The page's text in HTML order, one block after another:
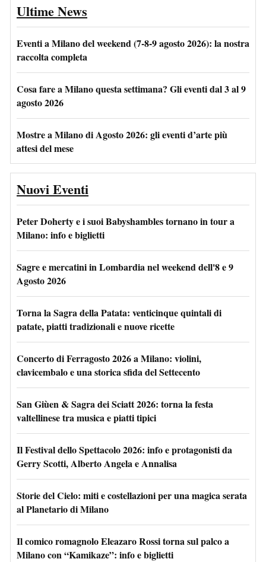
Ultime News
Eventi a Milano del weekend (7-8-9 agosto 2026): la nostra
raccolta completa
Cosa fare a Milano questa settimana? Gli eventi dal 3 al 9
agosto 2026
Mostre a Milano di Agosto 2026: gli eventi d’arte più
attesi del mese
Nuovi Eventi
Peter Doherty e i suoi Babyshambles tornano in tour a
Milano: info e biglietti
Sagre e mercatini in Lombardia nel weekend dell'8 e 9
Agosto 2026
Torna la Sagra della Patata: venticinque quintali di
patate, piatti tradizionali e nuove ricette
Concerto di Ferragosto 2026 a Milano: violini,
clavicembalo e una storica sfida del Settecento
San Giùen & Sagra dei Sciatt 2026: torna la festa
valtellinese tra musica e piatti tipici
Il Festival dello Spettacolo 2026: info e protagonisti da
Gerry Scotti, Alberto Angela e Annalisa
Storie del Cielo: miti e costellazioni per una magica serata
al Planetario di Milano
Il comico romagnolo Eleazaro Rossi torna sul palco a
Milano con “Kamikaze”: info e biglietti